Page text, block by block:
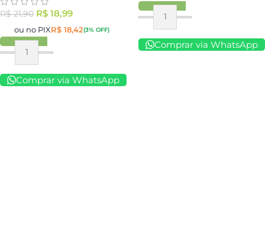
R$21,90 R$ 18,99
ou no PIXR$ 18,42(3% OFF)
Comprar via WhatsApp
Comprar via WhatsApp